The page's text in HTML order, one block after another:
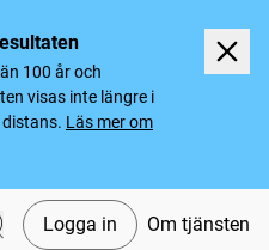
100 år och
visas inte längre i
Läs mer om
Logga in Om tjänsten